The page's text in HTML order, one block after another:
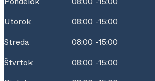
Pondelok 08:00 -15:00
Utorok 08:00 -15:00
Streda 08:00 -15:00
Štvrtok 08:00 -15:00